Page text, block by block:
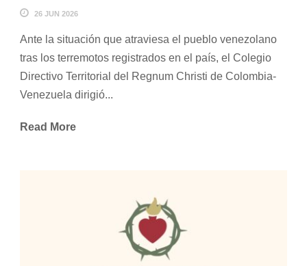
26 JUN 2026
Ante la situación que atraviesa el pueblo venezolano
tras los terremotos registrados en el país, el Colegio
Directivo Territorial del Regnum Christi de Colombia-
Venezuela dirigió...
Read More